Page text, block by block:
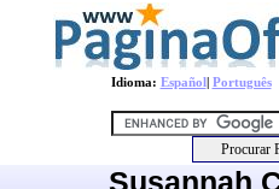
Idioma: Español| Português
Susannah